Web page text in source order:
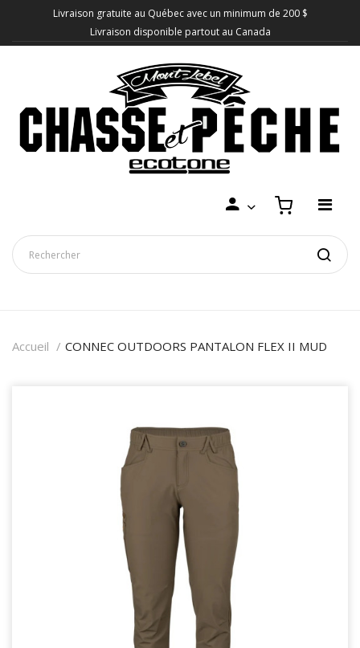
Livraison gratuite au Québec avec un minimum de 200 $
Livraison disponible partout au Canada
Accueil CONNEC OUTDOORS PANTALON FLEX II MUD